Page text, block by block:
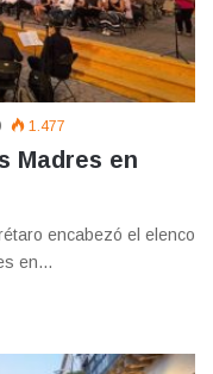
1.477
Madres en
encabezó el elenco
en…